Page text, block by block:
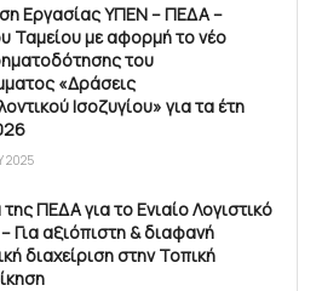
Εργασίας ΥΠΕΝ – ΠΕΔΑ –
Ταμείου με αφορμή το νέο
του
«Δράσεις
Ισοζυγίου» για τα έτη
2025
ΠΕΔΑ για το Ενιαίο Λογιστικό
Για αξιόπιστη & διαφανή
διαχείριση στην Τοπική